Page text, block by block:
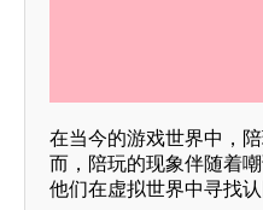
在当今的游戏世界中，
而，陪玩的现象伴随着
他们在虚拟世界中寻找认